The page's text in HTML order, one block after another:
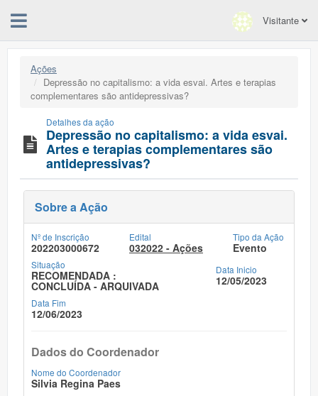
Visitante
Ações
Depressão no capitalismo: a vida esvai. Artes e terapias
complementares são antidepressivas?
Detalhes da ação
Depressão no capitalismo: a vida esvai.
Artes e terapias complementares são
antidepressivas?
Sobre a Ação
Nº de Inscrição
202203000672
Edital
032022 - Ações
Tipo da Ação
Evento
Situação
RECOMENDADA :
CONCLUÍDA - ARQUIVADA
Data Inicio
12/05/2023
Data Fim
12/06/2023
Dados do Coordenador
Nome do Coordenador
Silvia Regina Paes